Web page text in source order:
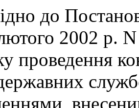
до
2002 р.
проведення